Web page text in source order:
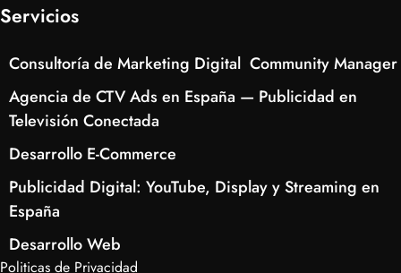
Servicios
Consultoría de Marketing Digital Community Manager
Agencia de CTV Ads en España — Publicidad en
Televisión Conectada
Desarrollo E-Commerce
Publicidad Digital: YouTube, Display y Streaming en
España
Desarrollo Web
Politicas de Privacidad